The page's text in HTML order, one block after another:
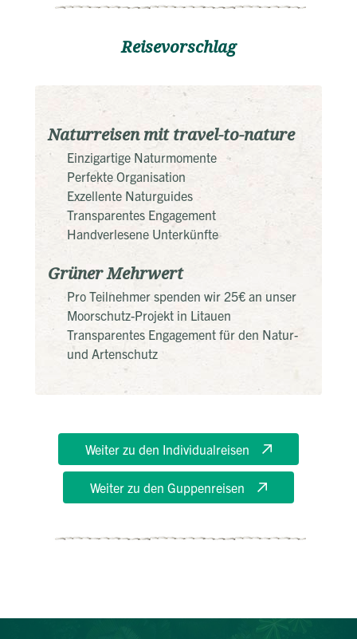
Reisevorschlag
Naturreisen mit travel-to-nature
Einzigartige Naturmomente
Perfekte Organisation
Exzellente Naturguides
Transparentes Engagement
Handverlesene Unterkünfte
Grüner Mehrwert
Pro Teilnehmer spenden wir 25€ an unser
Moorschutz-Projekt in Litauen
Transparentes Engagement für den Natur-
und Artenschutz
Weiter zu den Individualreisen
Weiter zu den Guppenreisen